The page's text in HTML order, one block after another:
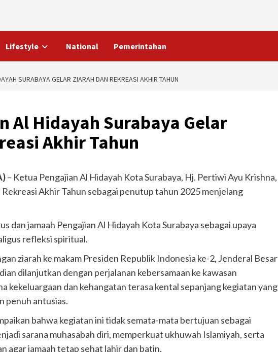
Lifestyle National Pemerintahan
SURABAYA GELAR ZIARAH DAN REKREASI AKHIR TAHUN
Al Hidayah Surabaya Gelar
Akhir Tahun
– Ketua Pengajian Al Hidayah Kota Surabaya, Hj. Pertiwi Ayu Krishna,
Akhir Tahun sebagai penutup tahun 2025 menjelang
dan jamaah Pengajian Al Hidayah Kota Surabaya sebagai upaya
refleksi spiritual.
ziarah ke makam Presiden Republik Indonesia ke-2, Jenderal Besar
dilanjutkan dengan perjalanan kebersamaan ke kawasan
kekeluargaan dan kehangatan terasa kental sepanjang kegiatan yang
penuh antusias.
bahwa kegiatan ini tidak semata-mata bertujuan sebagai
sarana muhasabah diri, memperkuat ukhuwah Islamiyah, serta
agar jamaah tetap sehat lahir dan batin.